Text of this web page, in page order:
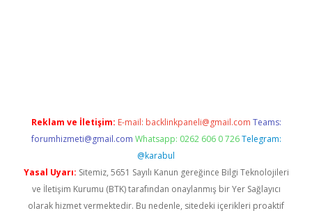
Reklam ve İletişim: E-mail: backlinkpaneli@gmail.com Teams:
forumhizmeti@gmail.com Whatsapp: 0262 606 0 726 Telegram:
@karabul
Yasal Uyarı: Sitemiz, 5651 Sayılı Kanun gereğince Bilgi Teknolojileri
ve İletişim Kurumu (BTK) tarafından onaylanmış bir Yer Sağlayıcı
olarak hizmet vermektedir. Bu nedenle, sitedeki içerikleri proaktif